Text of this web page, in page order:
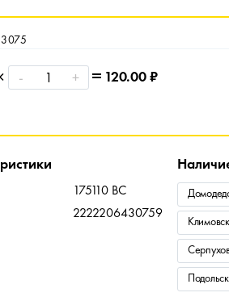
- + 120.00₽
175110 BC
2222206430759